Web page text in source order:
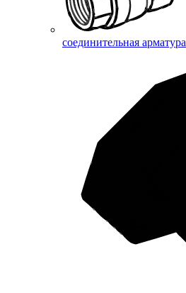
соединительная арматура